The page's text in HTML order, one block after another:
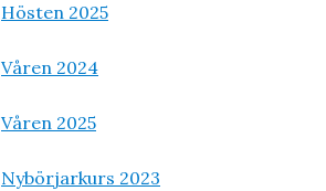
Hösten 2025
Våren 2024
Våren 2025
Nybörjarkurs 2023